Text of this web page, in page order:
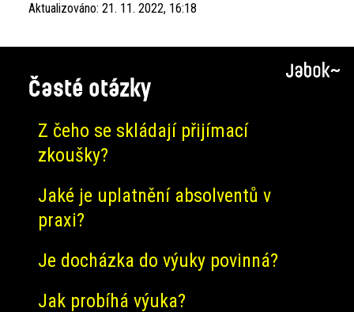
Aktualizováno: 21. 11. 2022, 16:18
Časté otázky
Z čeho se skládají přijímací
zkoušky?
Jaké je uplatnění absolventů v
praxi?
Je docházka do výuky povinná?
Jak probíhá výuka?